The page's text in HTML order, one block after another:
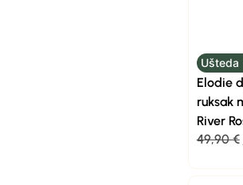
Elodie
ruksak
River
49,90€